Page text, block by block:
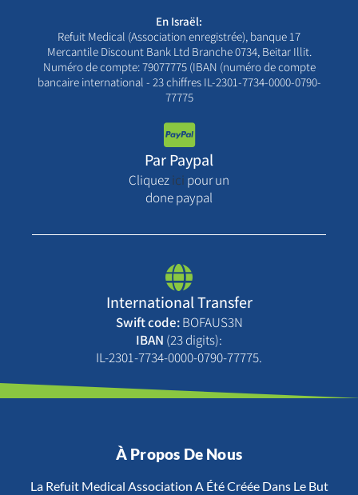
En Israël:
Refuit Medical (Association enregistrée), banque 17
Mercantile Discount Bank Ltd Branche 0734, Beitar Illit.
Numéro de compte: 79077775 (IBAN (numéro de compte
bancaire international - 23 chiffres IL-2301-7734-0000-0790-
77775
Par Paypal
Cliquezici pour un
done paypal
International Transfer
Swift code:BOFAUS3N
IBAN (23 digits):
IL-2301-7734-0000-0790-77775.
À Propos De Nous
La Refuit Medical Association A Été Créée Dans Le But